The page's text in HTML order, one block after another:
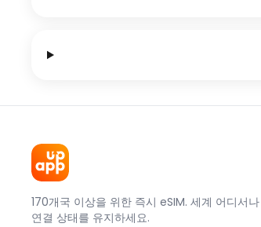
170개국 이상을 위한 즉시 eSIM. 세계 어디서나
연결 상태를 유지하세요.